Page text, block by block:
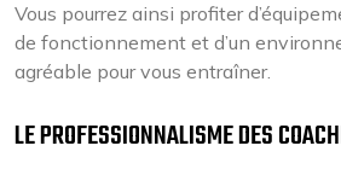
Vous pourrez ainsi profiter
de fonctionnement et d’un
agréable pour vous entraîner.
LE PROFESSIONNALISME DES